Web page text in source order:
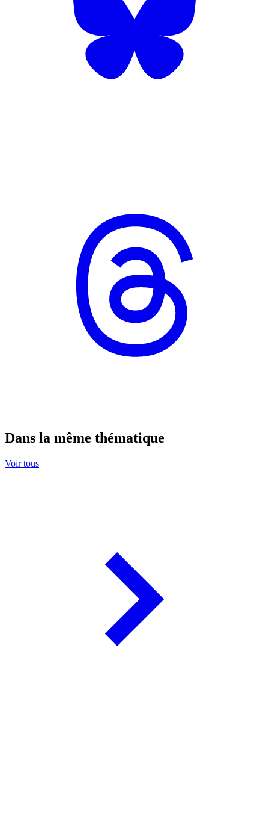
Dans la même thématique
Voir tous